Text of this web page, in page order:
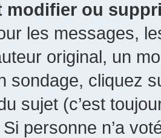
modifier ou
les messages,
original, un
sondage, cliquez
sujet (c’est
personne n’a